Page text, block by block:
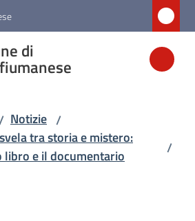
di
Notizie /
tra storia e mistero:
e il documentario
/